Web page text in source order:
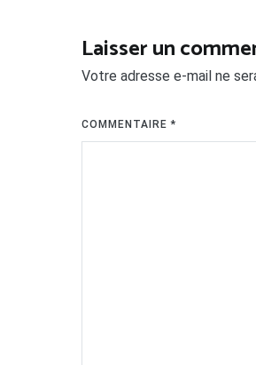
l’article
Laisser un
Votre adresse e-mail ne
COMMENTAIRE*